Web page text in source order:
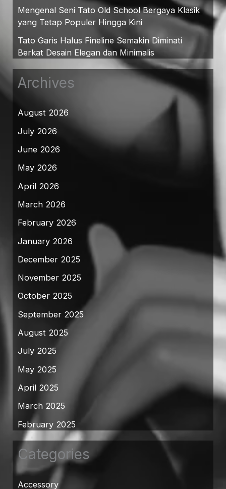
Mengenal Seni Tato Old School Bergaya Klasik
yang Tetap Populer Hingga Kini
Tato Garis Halus Fineline Semakin Diminati
Berkat Desain Elegan dan Minimalis
Archives
August 2026
July 2026
June 2026
May 2026
April 2026
March 2026
February 2026
January 2026
December 2025
November 2025
October 2025
September 2025
August 2025
July 2025
May 2025
April 2025
March 2025
February 2025
Categories
Accessory